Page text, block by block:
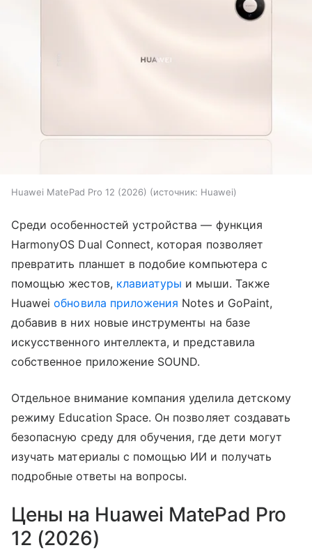
Huawei MatePad Pro 12 (2026) источник: Huawei
Среди особенностей устройства — функция
HarmonyOS Dual Connect, которая позволяет
превратить планшет в подобие компьютера с
помощью жестов, клавиатуры и мыши. Также
Huaweiобновила приложения Notes и GoPaint,
добавив в них новые инструменты на базе
искусственного интеллекта, и представила
собственное приложение SOUND.
Отдельное внимание компания уделила детскому
режиму Education Space. Он позволяет создавать
безопасную среду для обучения, где дети могут
изучать материалы с помощью ИИ и получать
подробные ответы на вопросы.
Цены на Huawei MatePad Pro
12 (2026)